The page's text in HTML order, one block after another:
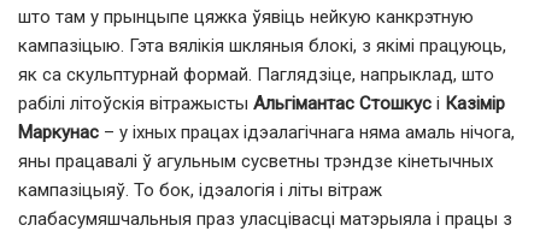
што там у прынцыпе цяжка ўявіць нейкую канкрэтную
кампазіцыю. Гэта вялікія шкляныя блокі, з якімі працуюць,
як са скульптурнай формай. Паглядзіце, напрыклад, што
рабілі літоўскія вітражысты Альгімантас Стошкус і Казімір
Маркунас – у іхных працах ідэалагічнага няма амаль нічога,
яны працавалі ў агульным сусветны трэндзе кінетычных
кампазіцыяў. То бок, ідэалогія і літы вітраж
слабасумяшчальныя праз уласцівасці матэрыяла і працы з